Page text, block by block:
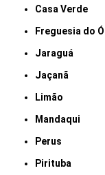
Casa Verde
Freguesia do Ó
Jaraguá
Jaçanã
Limão
Mandaqui
Perus
Pirituba